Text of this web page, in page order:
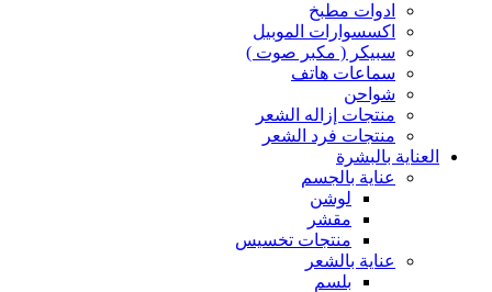
ادوات مطبخ
اكسسوارات الموبيل
سبيكر ( مكبر صوت )
سماعات هاتف
شواحن
منتجات إزاله الشعر
منتجات فرد الشعر
العناية بالبشرة
عناية بالجسم
لوشن
مقشر
منتجات تخسيس
عناية بالشعر
بلسم